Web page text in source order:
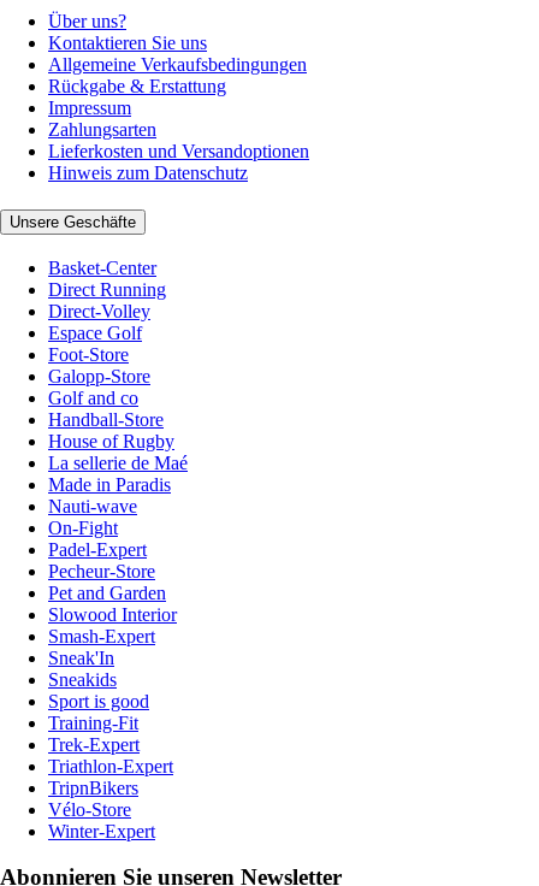
Über uns?
Kontaktieren Sie uns
Allgemeine Verkaufsbedingungen
Rückgabe & Erstattung
Impressum
Zahlungsarten
Lieferkosten und Versandoptionen
Hinweis zum Datenschutz
Unsere Geschäfte
Basket-Center
Direct Running
Direct-Volley
Espace Golf
Foot-Store
Galopp-Store
Golf and co
Handball-Store
House of Rugby
La sellerie de Maé
Made in Paradis
Nauti-wave
On-Fight
Padel-Expert
Pecheur-Store
Pet and Garden
Slowood Interior
Smash-Expert
Sneak'In
Sneakids
Sport is good
Training-Fit
Trek-Expert
Triathlon-Expert
TripnBikers
Vélo-Store
Winter-Expert
Abonnieren Sie unseren Newsletter